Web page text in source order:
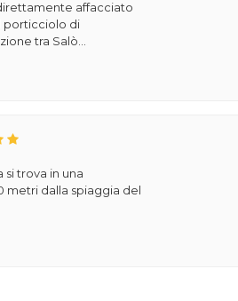
affacciato
porticciolo di
tra Salò...
si trova in una
metri dalla spiaggia del